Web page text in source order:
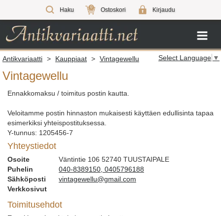
Haku 0 Ostoskori Kirjaudu
Select Language ▼
Antikvariaatti > Kauppiaat > Vintagewellu
Vintagewellu
Ennakkomaksu / toimitus postin kautta.
Veloitamme postin hinnaston mukaisesti käyttäen edullisinta tapaa
esimerkiksi yhteispostituksessa.
Y-tunnus: 1205456-7
Yhteystiedot
Osoite
Väntintie 106 52740 TUUSTAIPALE
Puhelin
040-8389150, 0405796188
Sähköposti
vintagewellu@gmail.com
Verkkosivut
Toimitusehdot